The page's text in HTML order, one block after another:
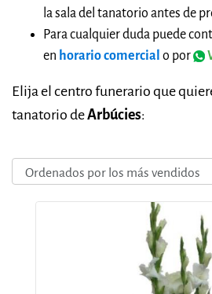
la sala del tanatorio antes de
Para cualquier duda puede
en horario comercial o por
Elija el centro funerario que
tanatorio deArbúcies: